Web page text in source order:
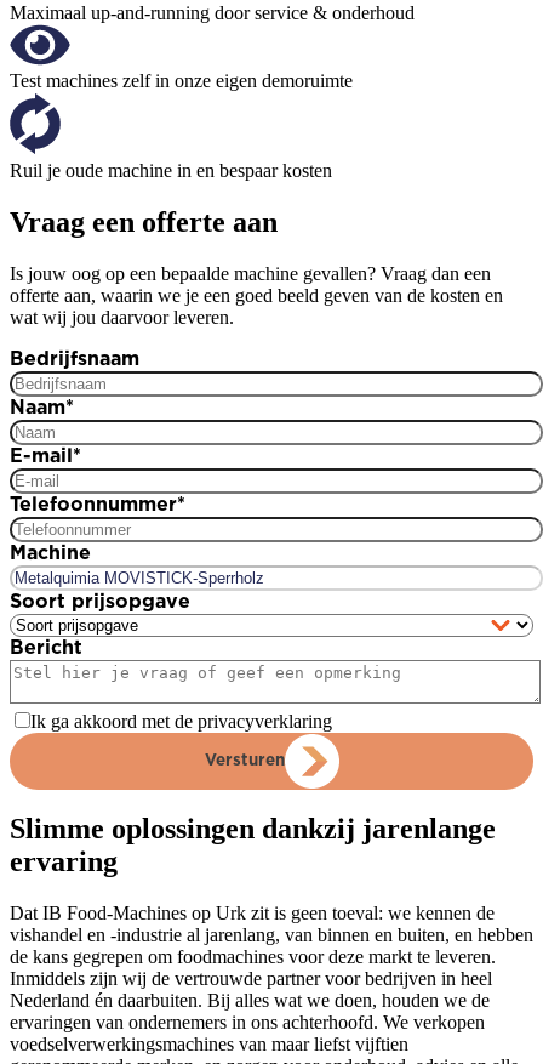
Maximaal up-and-running door service & onderhoud
Test machines zelf in onze eigen demoruimte
Ruil je oude machine in en bespaar kosten
Vraag een offerte aan
Is jouw oog op een bepaalde machine gevallen? Vraag dan een
offerte aan, waarin we je een goed beeld geven van de kosten en
wat wij jou daarvoor leveren.
Bedrijfsnaam
Naam*
E-mail*
Telefoonnummer*
Machine
Soort prijsopgave
Bericht
Ik ga akkoord met de privacyverklaring
Versturen
Slimme oplossingen dankzij jarenlange
ervaring
Dat IB Food-Machines op Urk zit is geen toeval: we kennen de
vishandel en -industrie al jarenlang, van binnen en buiten, en hebben
de kans gegrepen om foodmachines voor deze markt te leveren.
Inmiddels zijn wij de vertrouwde partner voor bedrijven in heel
Nederland én daarbuiten. Bij alles wat we doen, houden we de
ervaringen van ondernemers in ons achterhoofd. We verkopen
voedselverwerkingsmachines van maar liefst vijftien